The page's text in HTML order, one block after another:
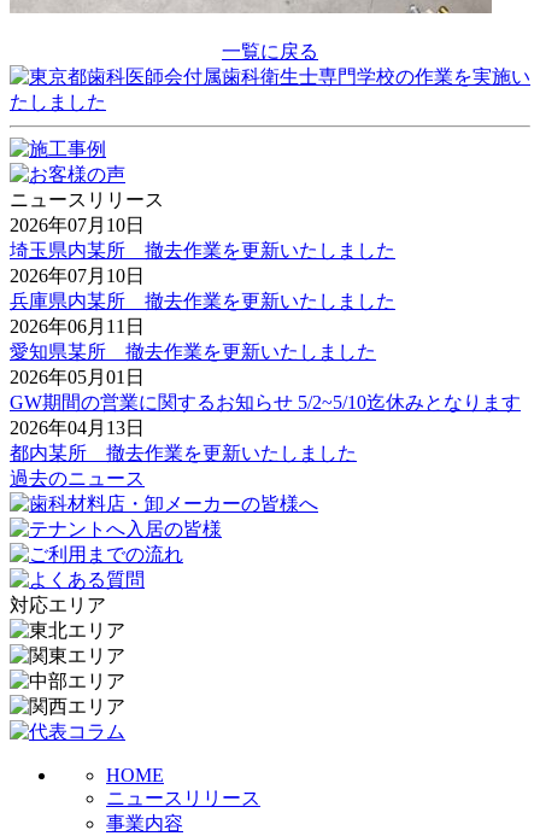
一覧に戻る
ニュースリリース
2026年07月10日
埼玉県内某所 撤去作業を更新いたしました
2026年07月10日
兵庫県内某所 撤去作業を更新いたしました
2026年06月11日
愛知県某所 撤去作業を更新いたしました
2026年05月01日
GW期間の営業に関するお知らせ 5/2~5/10迄休みとなります
2026年04月13日
都内某所 撤去作業を更新いたしました
過去のニュース
対応エリア
HOME
ニュースリリース
事業内容